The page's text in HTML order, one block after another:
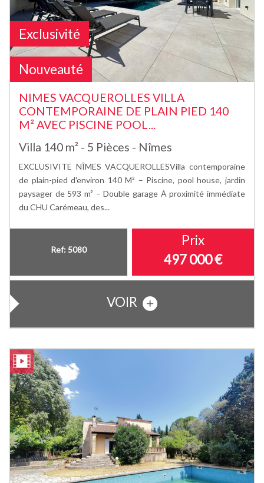
Exclusivité
Nouveauté
NIMES VACQUEROLLES VILLA
CONTEMPORAINE DE PLAIN PIED 140
M² AVEC PISCINE POOL...
Villa 140 m² - 5 Pièces - Nîmes
EXCLUSIVITE NÎMES VACQUEROLLESVilla contemporaine
de plain-pied d'environ 140 M² – Piscine, pool house, jardin
paysager de 593 m² – Double garage À proximité immédiate
du CHU Carémeau, des...
Ref: 5080
Prix
497 000€
VOIR